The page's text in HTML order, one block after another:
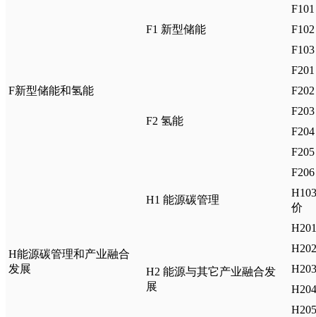
F新型储能和氢能
F1 新型储能
F2 氢能
H能源碳管理和产业融合
发展
H1 能源碳管理
价
H2 能源与其它产业融合发
展